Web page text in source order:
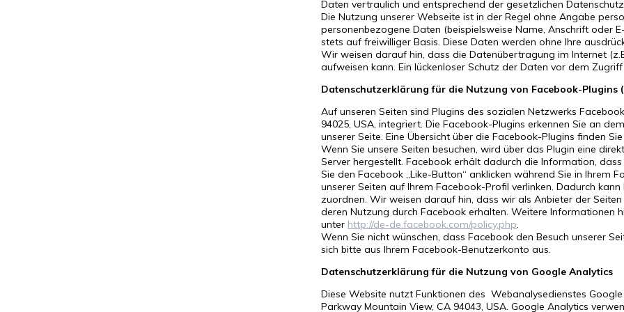
Daten vertraulich und entsprechend der gesetzlichen
Die Nutzung unserer Webseite ist in der Regel ohne Angabe
personenbezogene Daten (beispielsweise Name, Anschrift oder
stets auf freiwilliger Basis. Diese Daten werden ohne Ihre
Wir weisen darauf hin, dass die Datenübertragung im Internet
aufweisen kann. Ein lückenloser Schutz der Daten vor dem
Datenschutzerklärung für die Nutzung von Facebook-Plugins
Auf unseren Seiten sind Plugins des sozialen Netzwerks
94025, USA, integriert. Die Facebook-Plugins erkennen Sie an
unserer Seite. Eine Übersicht über die Facebook-Plugins finden
Wenn Sie unsere Seiten besuchen, wird über das Plugin eine
Server hergestellt. Facebook erhält dadurch die Information,
Sie den Facebook „Like-Button“ anklicken während Sie in Ihrem
unserer Seiten auf Ihrem Facebook-Profil verlinken. Dadurch
zuordnen. Wir weisen darauf hin, dass wir als Anbieter der
deren Nutzung durch Facebook erhalten. Weitere Informationen
unter http://de-de.facebook.com/policy.php.
Wenn Sie nicht wünschen, dass Facebook den Besuch unserer
sich bitte aus Ihrem Facebook-Benutzerkonto aus.
Datenschutzerklärung für die Nutzung von Google Analytics
Diese Website nutzt Funktionen des Webanalysedienstes
Parkway Mountain View, CA 94043, USA. Google Analytics